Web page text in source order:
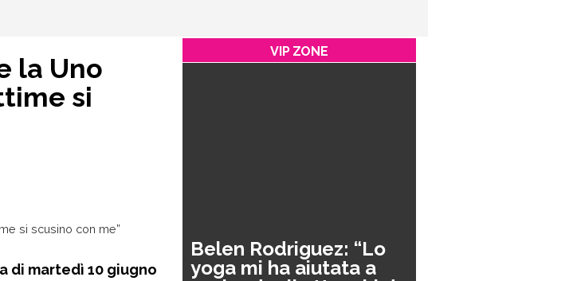
la Uno
si
di martedì 10 giugno
VIP ZONE
Belen Rodriguez: “Lo
yoga mi ha aiutata a